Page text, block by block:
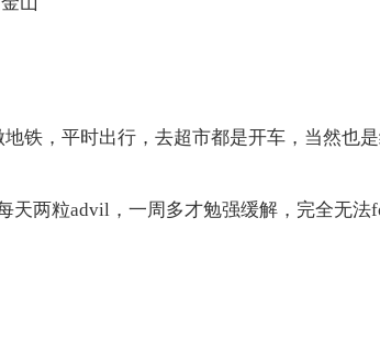
铁，平时出行，去超市都是开车，当然也
两粒advil，一周多才勉强缓解，完全无法